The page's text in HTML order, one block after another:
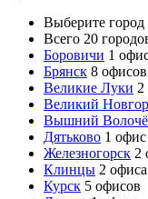
Выберите город
Всего 20
Боровичи 1
Брянск 8 офисов
Великие Луки 2
Великий
Вышний
Дятьково 1 офис
Железногорск 2
Клинцы 2 офиса
Курск 5 офисов